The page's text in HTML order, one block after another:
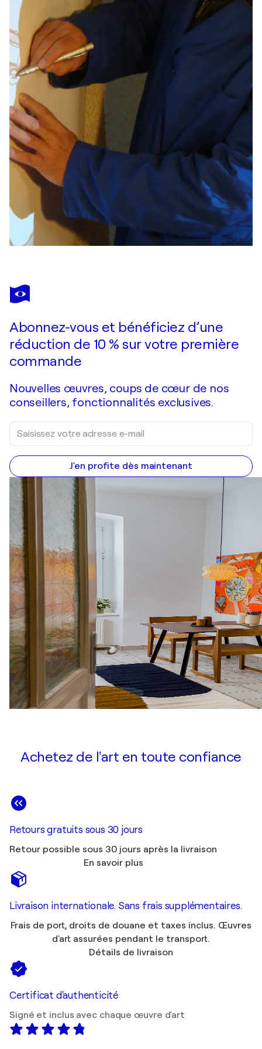
Abonnez-vous et bénéficiez d’une
réduction de 10 % sur votre première
commande
Nouvelles œuvres, coups de cœur de nos
conseillers, fonctionnalités exclusives.
J'en profite dès maintenant
Achetez de l'art en toute confiance
Retours gratuits sous 30 jours
Retour possible sous 30 jours après la livraison
En savoir plus
Livraison internationale. Sans frais supplémentaires.
Frais de port, droits de douane et taxes inclus. Œuvres
d'art assurées pendant le transport.
Détails de livraison
Certificat d'authenticité
Signé et inclus avec chaque œuvre d'art